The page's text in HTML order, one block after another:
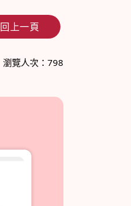
回上一頁
瀏覽人次：798